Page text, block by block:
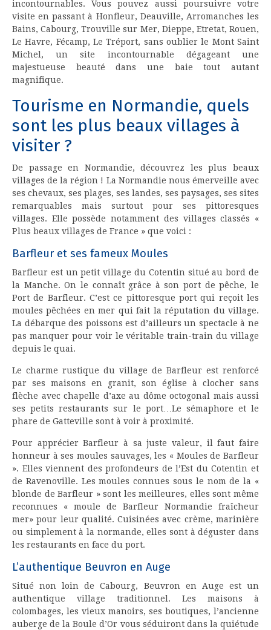
incontournables. Vous pouvez aussi poursuivre votre
visite en passant à Honfleur, Deauville, Arromanches les
Bains, Cabourg, Trouville sur Mer, Dieppe, Etretat, Rouen,
Le Havre, Fécamp, Le Tréport, sans oublier le Mont Saint
Michel, un site incontournable dégageant une
majestueuse beauté dans une baie tout autant
magnifique.
Tourisme en Normandie, quels
sont les plus beaux villages à
visiter ?
De passage en Normandie, découvrez les plus beaux
villages de la région ! La Normandie nous émerveille avec
ses chevaux, ses plages, ses landes, ses paysages, ses sites
remarquables mais surtout pour ses pittoresques
villages. Elle possède notamment des villages classés «
Plus beaux villages de France » que voici :
Barfleur et ses fameux Moules
Barfleur est un petit village du Cotentin situé au bord de
la Manche. On le connaît grâce à son port de pêche, le
Port de Barfleur. C’est ce pittoresque port qui reçoit les
moules pêchées en mer qui fait la réputation du village.
La débarque des poissons est d’ailleurs un spectacle à ne
pas manquer pour voir le véritable train-train du village
depuis le quai.
Le charme rustique du village de Barfleur est renforcé
par ses maisons en granit, son église à clocher sans
flèche avec chapelle d’axe au dôme octogonal mais aussi
ses petits restaurants sur le port…Le sémaphore et le
phare de Gatteville sont à voir à proximité.
Pour apprécier Barfleur à sa juste valeur, il faut faire
honneur à ses moules sauvages, les « Moules de Barfleur
». Elles viennent des profondeurs de l’Est du Cotentin et
de Ravenoville. Les moules connues sous le nom de la «
blonde de Barfleur » sont les meilleures, elles sont même
reconnues « moule de Barfleur Normandie fraîcheur
mer» pour leur qualité. Cuisinées avec crème, marinière
ou simplement à la normande, elles sont à déguster dans
les restaurants en face du port.
L’authentique Beuvron en Auge
Situé non loin de Cabourg, Beuvron en Auge est un
authentique village traditionnel. Les maisons à
colombages, les vieux manoirs, ses boutiques, l’ancienne
auberge de la Boule d’Or vous séduiront dans la quiétude